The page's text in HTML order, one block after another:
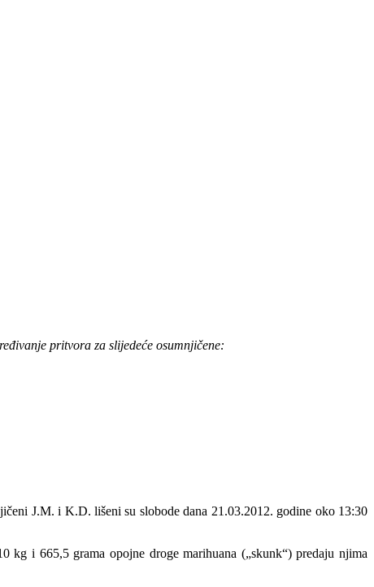
pritvora za slijedeće osumnjičene:
J.M. i K.D. lišeni su slobode dana 21.03.2012. godine oko 13:30
kg i 665,5 grama opojne droge marihuana („skunk“) predaju njima